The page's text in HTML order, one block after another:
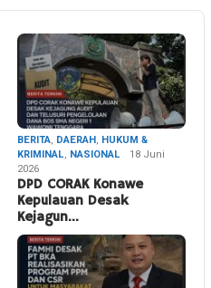
BERITA, DAERAH, HUKUM &
KRIMINAL, NASIONAL
18 Juni
2026
DPD CORAK Konawe
Kepulauan Desak
Kejagun…